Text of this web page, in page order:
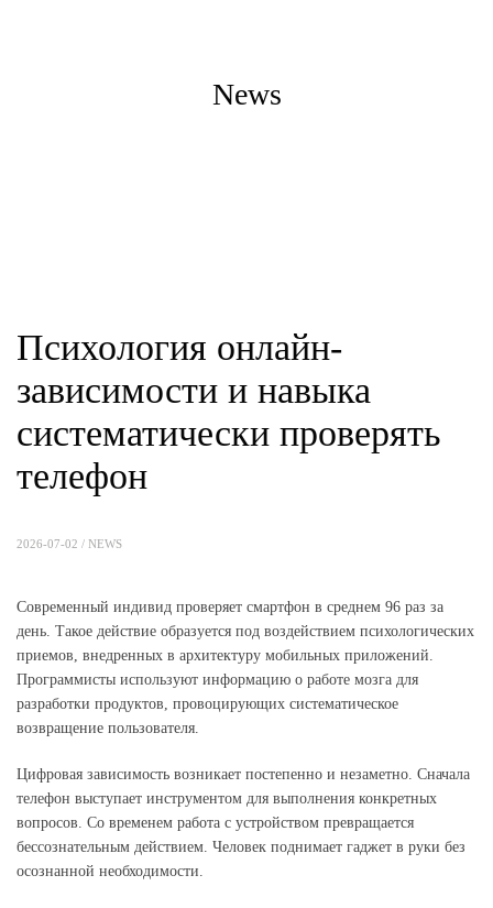
News
Психология онлайн-
зависимости и навыка
систематически проверять
телефон
2026-07-02 / NEWS
Современный индивид проверяет смартфон в среднем 96 раз за
день. Такое действие образуется под воздействием психологических
приемов, внедренных в архитектуру мобильных приложений.
Программисты используют информацию о работе мозга для
разработки продуктов, провоцирующих систематическое
возвращение пользователя.
Цифровая зависимость возникает постепенно и незаметно. Сначала
телефон выступает инструментом для выполнения конкретных
вопросов. Со временем работа с устройством превращается
бессознательным действием. Человек поднимает гаджет в руки без
осознанной необходимости.